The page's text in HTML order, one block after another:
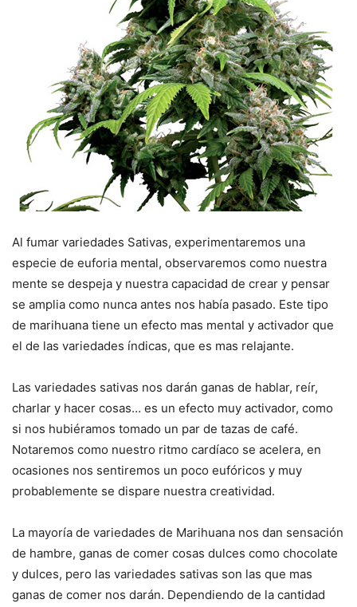
Al fumar variedades Sativas, experimentaremos una
especie de euforia mental, observaremos como nuestra
mente se despeja y nuestra capacidad de crear y pensar
se amplia como nunca antes nos había pasado. Este tipo
de marihuana tiene un efecto mas mental y activador que
el de las variedades índicas, que es mas relajante.
Las variedades sativas nos darán ganas de hablar, reír,
charlar y hacer cosas… es un efecto muy activador, como
si nos hubiéramos tomado un par de tazas de café.
Notaremos como nuestro ritmo cardíaco se acelera, en
ocasiones nos sentiremos un poco eufóricos y muy
probablemente se dispare nuestra creatividad.
La mayoría de variedades de Marihuana nos dan sensación
de hambre, ganas de comer cosas dulces como chocolate
y dulces, pero las variedades sativas son las que mas
ganas de comer nos darán. Dependiendo de la cantidad